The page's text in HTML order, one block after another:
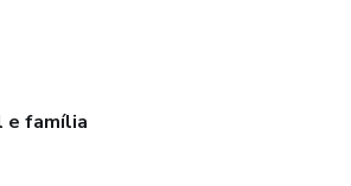
e família